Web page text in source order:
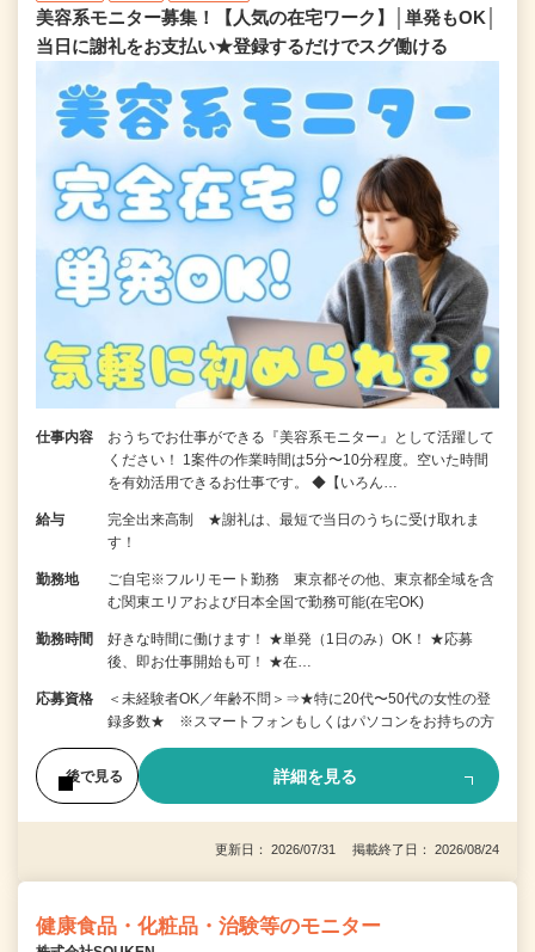
美容系モニター募集！【人気の在宅ワーク】│単発もOK│
当日に謝礼をお支払い★登録するだけでスグ働ける
仕事内容
おうちでお仕事ができる『美容系モニター』として活躍して
ください！ 1案件の作業時間は5分〜10分程度。空いた時間
を有効活用できるお仕事です。 ◆【いろん…
給与
完全出来高制 ★謝礼は、最短で当日のうちに受け取れま
す！
勤務地
ご自宅※フルリモート勤務 東京都その他、東京都全域を含
む関東エリアおよび日本全国で勤務可能(在宅OK)
勤務時間
好きな時間に働けます！ ★単発（1日のみ）OK！ ★応募
後、即お仕事開始も可！ ★在…
応募資格
＜未経験者OK／年齢不問＞⇒★特に20代〜50代の女性の登
録多数★ ※スマートフォンもしくはパソコンをお持ちの方
後で見る 詳細を見る
更新日： 2026/07/31 掲載終了日： 2026/08/24
健康食品・化粧品・治験等のモニター